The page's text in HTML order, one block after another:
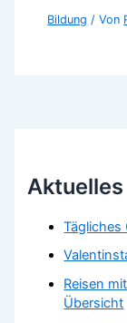
Bildung / Von
Aktuelles
Tägliches
Reisen
Übersicht